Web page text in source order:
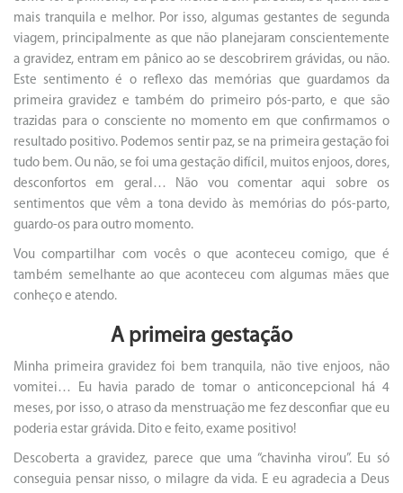
mais tranquila e melhor. Por isso, algumas gestantes de segunda
viagem, principalmente as que não planejaram conscientemente
a gravidez, entram em pânico ao se descobrirem grávidas, ou não.
Este sentimento é o reflexo das memórias que guardamos da
primeira gravidez e também do primeiro pós-parto, e que são
trazidas para o consciente no momento em que confirmamos o
resultado positivo. Podemos sentir paz, se na primeira gestação foi
tudo bem. Ou não, se foi uma gestação difícil, muitos enjoos, dores,
desconfortos em geral… Não vou comentar aqui sobre os
sentimentos que vêm a tona devido às memórias do pós-parto,
guardo-os para outro momento.
Vou compartilhar com vocês o que aconteceu comigo, que é
também semelhante ao que aconteceu com algumas mães que
conheço e atendo.
A primeira gestação
Minha primeira gravidez foi bem tranquila, não tive enjoos, não
vomitei… Eu havia parado de tomar o anticoncepcional há 4
meses, por isso, o atraso da menstruação me fez desconfiar que eu
poderia estar grávida. Dito e feito, exame positivo!
Descoberta a gravidez, parece que uma “chavinha virou”. Eu só
conseguia pensar nisso, o milagre da vida. E eu agradecia a Deus